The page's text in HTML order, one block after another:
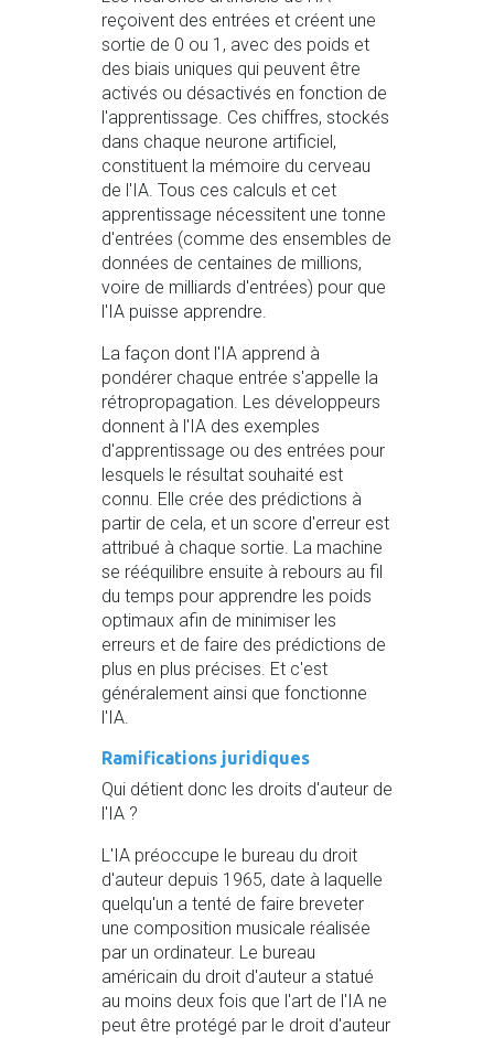
reçoivent des entrées et créent une
sortie de 0 ou 1, avec des poids et
des biais uniques qui peuvent être
activés ou désactivés en fonction de
l'apprentissage. Ces chiffres, stockés
dans chaque neurone artificiel,
constituent la mémoire du cerveau
de l'IA. Tous ces calculs et cet
apprentissage nécessitent une tonne
d'entrées (comme des ensembles de
données de centaines de millions,
voire de milliards d'entrées) pour que
l'IA puisse apprendre.
La façon dont l'IA apprend à
pondérer chaque entrée s'appelle la
rétropropagation. Les développeurs
donnent à l'IA des exemples
d'apprentissage ou des entrées pour
lesquels le résultat souhaité est
connu. Elle crée des prédictions à
partir de cela, et un score d'erreur est
attribué à chaque sortie. La machine
se rééquilibre ensuite à rebours au fil
du temps pour apprendre les poids
optimaux afin de minimiser les
erreurs et de faire des prédictions de
plus en plus précises. Et c'est
généralement ainsi que fonctionne
l'IA.
Ramifications juridiques
Qui détient donc les droits d'auteur de
l'IA ?
L'IA préoccupe le bureau du droit
d'auteur depuis 1965, date à laquelle
quelqu'un a tenté de faire breveter
une composition musicale réalisée
par un ordinateur. Le bureau
américain du droit d'auteur a statué
au moins deux fois que l'art de l'IA ne
peut être protégé par le droit d'auteur